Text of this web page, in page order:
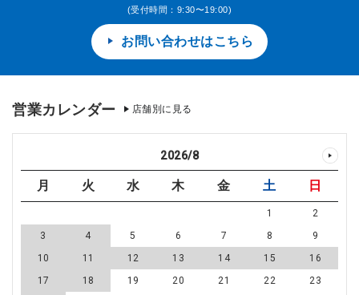
(受付時間：9:30〜19:00)
お問い合わせはこちら
営業カレンダー 店舗別に見る
2026/8
月 火 水 木 金 土 日
1
2
3
4 5 6 7 8
9
10
11 12 13 14 15
16
17
18 19 20 21 22
23